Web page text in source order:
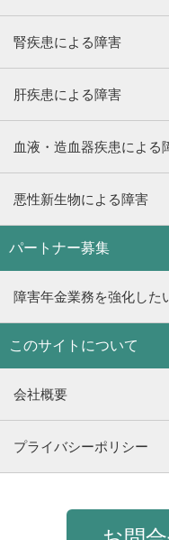
腎疾患による障害
肝疾患による障害
血液・造血器疾患による
悪性新生物による障害
パートナー募集
障害年金業務を強化した
このサイトについて
会社概要
プライバシーポリシー